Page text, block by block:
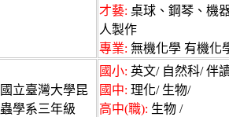
才藝: 桌球、鋼琴、機
人製作
專業: 無機化學 有機化
國立臺灣大學昆
蟲學系三年級
國小: 英文/ 自然科/ 伴
國中: 理化/ 生物/
高中(職): 生物 /